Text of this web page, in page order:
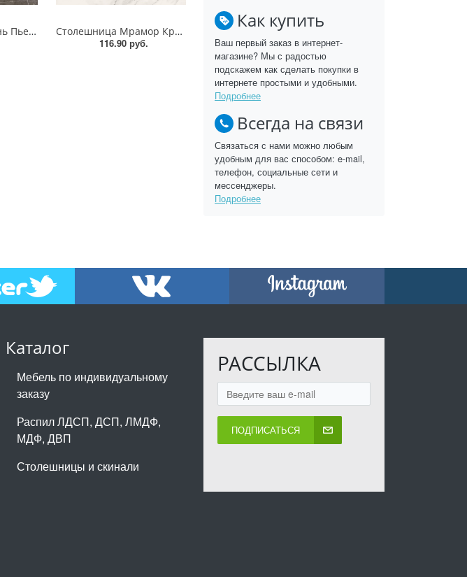
Столешница Камень Пьетра Гриджиа антрацит F205 STG9 EGGER
Столешница Мрамор Кристалл AF800 ST 9 EGGER
116.90 руб.
Как купить
Ваш первый заказ в интернет-
магазине? Мы с радостью
подскажем как сделать покупки в
интернете простыми и удобными.
Подробнее
Всегда на связи
Связаться с нами можно любым
удобным для вас способом: e-mail,
телефон, социальные сети и
мессенджеры.
Подробнее
Каталог
Мебель по индивидуальному
заказу
Распил ЛДСП, ДСП, ЛМДФ,
МДФ, ДВП
Столешницы и скинали
РАССЫЛКА
ПОДПИСАТЬСЯ